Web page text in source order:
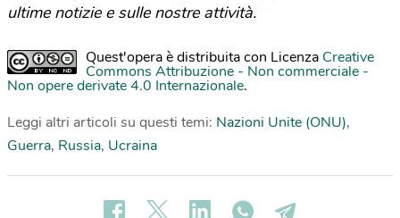
ultime notizie e sulle nostre attività.
Quest'opera è distribuita con Licenza Creative
Commons Attribuzione - Non commerciale -
Non opere derivate 4.0 Internazionale.
Leggi altri articoli su questi temi: Nazioni Unite (ONU),
Guerra, Russia, Ucraina